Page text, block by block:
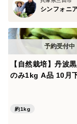
す^^;
♪∽♪∽♪
♪∽♪∽♪
sinfonia-farm.com
シンフォニ
【自然栽培】丹波
のみ1kg A品 10月
約1kg